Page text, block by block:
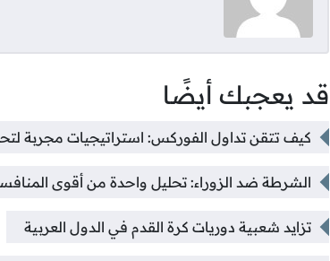
قد يعجبك أيضًا
كيف تتقن تداول الفوركس: استراتيجيات مجربة
الشرطة ضد الزوراء: تحليل واحدة من أقوى
تزايد شعبية دوريات كرة القدم في الدول العربية